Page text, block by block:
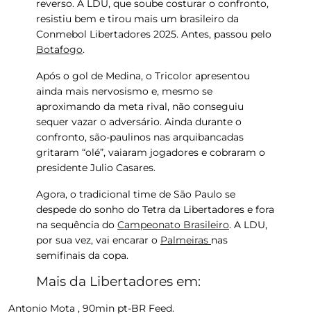
reverso. A LDU, que soube costurar o confronto,
resistiu bem e tirou mais um brasileiro da
Conmebol Libertadores 2025. Antes, passou pelo
Botafogo.
Após o gol de Medina, o Tricolor apresentou
ainda mais nervosismo e, mesmo se
aproximando da meta rival, não conseguiu
sequer vazar o adversário. Ainda durante o
confronto, são-paulinos nas arquibancadas
gritaram “olé”, vaiaram jogadores e cobraram o
presidente Julio Casares.
Agora, o tradicional time de São Paulo se
despede do sonho do Tetra da Libertadores e fora
na sequência do Campeonato Brasileiro. A LDU,
por sua vez, vai encarar o Palmeiras nas
semifinais da copa.
Mais da Libertadores em:
Antonio Mota , 90min pt-BR Feed.